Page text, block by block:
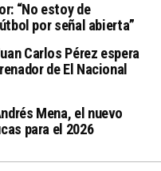
“No estoy de
por señal abierta”
Carlos Pérez espera
de El Nacional
Mena, el nuevo
para el 2026